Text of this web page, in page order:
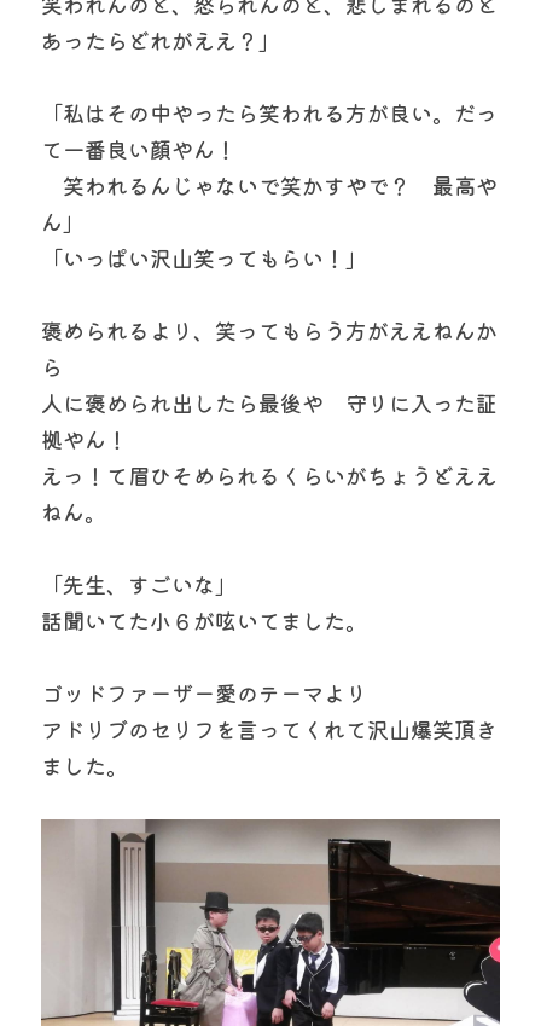
あったらどれがええ？」
「私はその中やったら笑われる方が良い。だっ
て一番良い顔やん！
笑われるんじゃないで笑かすやで？　最高や
ん」
「いっぱい沢山笑ってもらい！」
褒められるより、笑ってもらう方がええねんか
ら
人に褒められ出したら最後や　守りに入った証
拠やん！
えっ！て眉ひそめられるくらいがちょうどええ
ねん。
「先生、すごいな」
話聞いてた小６が呟いてました。
ゴッドファーザー愛のテーマより
アドリブのセリフを言ってくれて沢山爆笑頂き
ました。